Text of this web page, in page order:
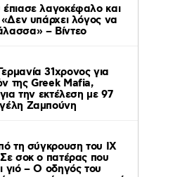
λαγοκέφαλο και
υπάρχει λόγος να
– Βίντεο
31χρονος για
της Greek Mafia,
την εκτέλεση με 97
Ζαμπούνη
τη σύγκρουση του ΙΧ
σοκ ο πατέρας που
γιό – Ο οδηγός του